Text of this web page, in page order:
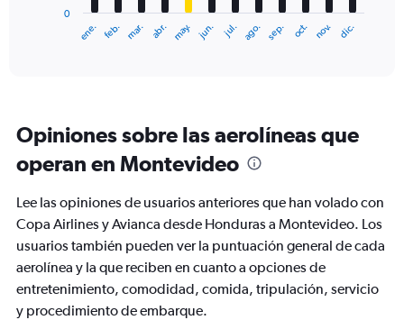
categories.
chart
1
Y
axis
values.
Range:
0
ene. feb. mar. abr. may. jun. jul. ago. sep. oct. nov. dic.
0
Opiniones sobre las aerolíneas que
operan en Montevideo
Lee las opiniones de usuarios anteriores que han volado con
Copa Airlines y Avianca desde Honduras a Montevideo. Los
usuarios también pueden ver la puntuación general de cada
aerolínea y la que reciben en cuanto a opciones de
entretenimiento, comodidad, comida, tripulación, servicio
y procedimiento de embarque.